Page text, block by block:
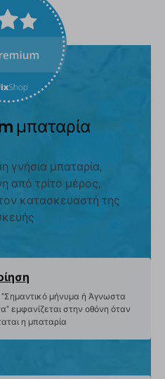
μπαταρία
γνήσια μπαταρία,
από τρίτο μέρος,
κατασκευαστή της
μήνυμα ή Άγνωστα
εμφανίζεται στην οθόνη όταν
η μπαταρία